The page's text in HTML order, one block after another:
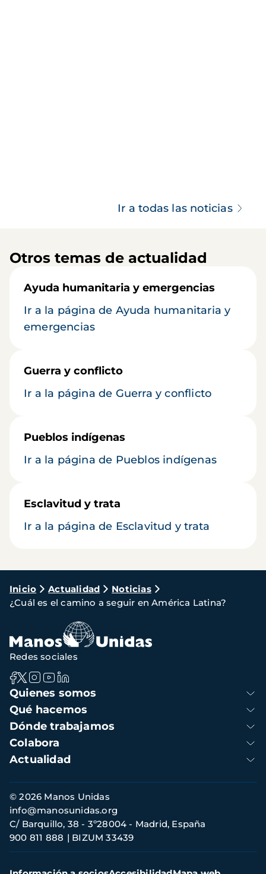
Ir a todas las noticias
Otros temas de actualidad
Ayuda humanitaria y emergencias
Ir a la página de Ayuda humanitaria y
emergencias
Guerra y conflicto
Ir a la página de Guerra y conflicto
Pueblos indígenas
Ir a la página de Pueblos indígenas
Esclavitud y trata
Ir a la página de Esclavitud y trata
Ruta
de
navegación
Inicio Actualidad
Noticias
¿Cuál es el camino a seguir en América Latina?
Navegación
principal
Quienes somos
Qué hacemos
Dónde trabajamos
Colabora
Actualidad
Redes sociales
Información
de
contacto
© 2026 Manos Unidas
C/ Barquillo, 38 - 3º28004 - Madrid, España
900 811 888
BIZUM 33439
info@manosunidas.org